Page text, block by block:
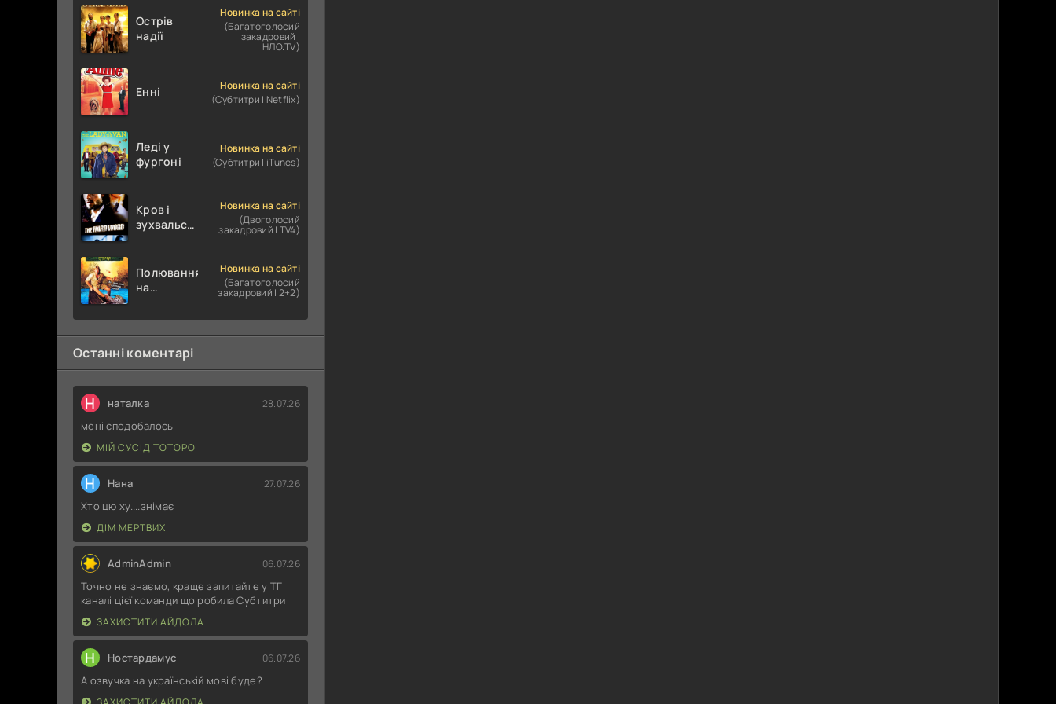
Острів
надії
Новинка на сайті
(Багатоголосий
закадровий |
НЛО.TV)
Енні
Новинка на сайті
(Субтитри | Netflix)
Леді у
фургоні
Новинка на сайті
(Субтитри | iTunes)
Кров і
зухвальство
Новинка на сайті
(Двоголосий
закадровий | TV4)
Полювання
на
Сутичка
Новинка на сайті
(Багатоголосий
закадровий | 2+2)
Останні коментарі
Н наталка 28.07.26
мені сподобалось
МІЙ СУСІД ТОТОРО
Н Нана 27.07.26
Хто цю ху....знімає
ДІМ МЕРТВИХ
AdminAdmin 06.07.26
Точно не знаємо, краще запитайте у ТГ
каналі цієї команди що робила Субтитри
ЗАХИСТИТИ АЙДОЛА
Н Ностардамус 06.07.26
А озвучка на українській мові буде?